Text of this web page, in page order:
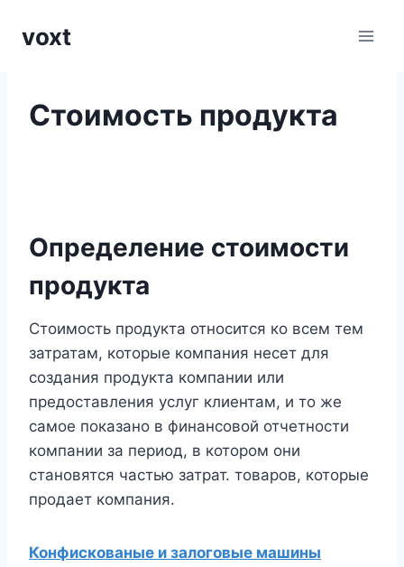
voxt
Стоимость продукта
Определение стоимости
продукта
Стоимость продукта относится ко всем тем
затратам, которые компания несет для
создания продукта компании или
предоставления услуг клиентам, и то же
самое показано в финансовой отчетности
компании за период, в котором они
становятся частью затрат. товаров, которые
продает компания.
Конфискованые и залоговые машины